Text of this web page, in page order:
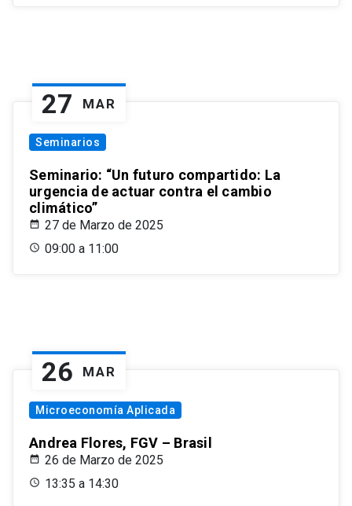
27 MAR
Seminarios
Seminario: “Un futuro compartido: La
urgencia de actuar contra el cambio
climático”
27 de Marzo de 2025
09:00 a 11:00
26 MAR
Microeconomía Aplicada
Andrea Flores, FGV – Brasil
26 de Marzo de 2025
13:35 a 14:30